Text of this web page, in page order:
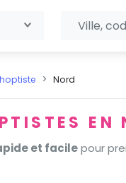
Nord
EN
et facilepour